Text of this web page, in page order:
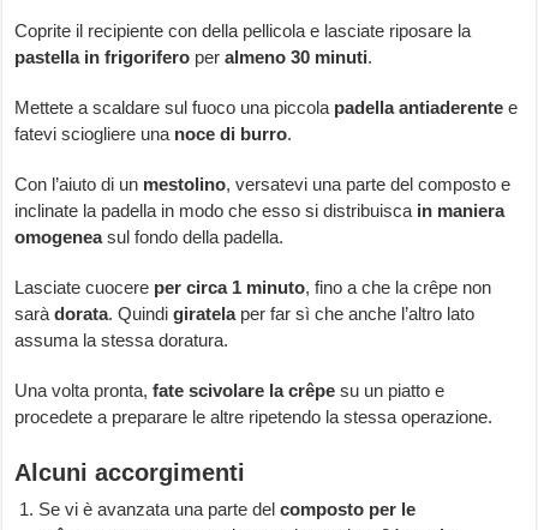
Coprite il recipiente con della pellicola e lasciate riposare la
pastella in frigorifero peralmeno 30 minuti.
Mettete a scaldare sul fuoco una piccola padella antiaderente e
fatevi sciogliere una noce di burro.
Con l’aiuto di un mestolino, versatevi una parte del composto e
inclinate la padella in modo che esso si distribuisca in maniera
omogeneasul fondo della padella.
Lasciate cuocere per circa 1 minuto, fino a che la crêpe non
saràdorata. Quindigiratelaper far sì che anche l’altro lato
assuma la stessa doratura.
Una volta pronta,fate scivolare la crêpe su un piatto e
procedete a preparare le altre ripetendo la stessa operazione.
Alcuni accorgimenti
Se vi è avanzata una parte delcomposto per le